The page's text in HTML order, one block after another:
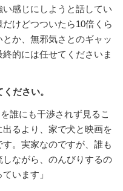
感じにしようと話してい
けどつついたら10倍くら
か、無邪気さとのギャッ
的には任せてくださいま
ださい。
誰にも干渉されず見るこ
るより、家で犬と映画を
。実家なのですが、誰も
ながら、のんびりするの
います」